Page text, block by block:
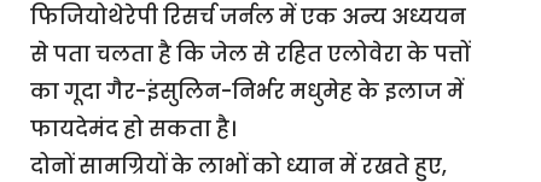
फिजियोथेरेपी रिसर्च जर्नल में एक अन्य अध्ययन
से पता चलता है कि जेल से रहित एलोवेरा के पत्तों
का गूदा गैर-इंसुलिन-निर्भर मधुमेह के इलाज में
फायदेमंद हो सकता है।
दोनों सामग्रियों के लाभों को ध्यान में रखते हुए,